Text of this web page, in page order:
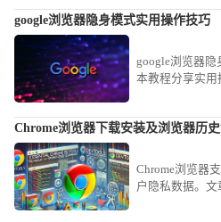
google浏览器隐身模式实用操作技巧
google浏览器隐
本教程分享实用
Chrome浏览器下载安装及浏览器历
Chrome浏览器
户隐私数据。